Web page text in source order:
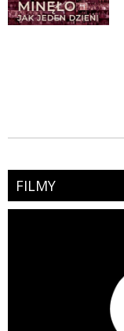
FILMY